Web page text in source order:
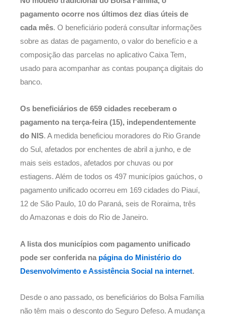
pagamento ocorre nos últimos dez dias úteis de
cada mês. O beneficiário poderá consultar informações
sobre as datas de pagamento, o valor do benefício e a
composição das parcelas no aplicativo Caixa Tem,
usado para acompanhar as contas poupança digitais do
banco.
Os beneficiários de 659 cidades receberam o
pagamento na terça-feira (15), independentemente
do NIS. A medida beneficiou moradores do Rio Grande
do Sul, afetados por enchentes de abril a junho, e de
mais seis estados, afetados por chuvas ou por
estiagens. Além de todos os 497 municípios gaúchos, o
pagamento unificado ocorreu em 169 cidades do Piauí,
12 de São Paulo, 10 do Paraná, seis de Roraima, três
do Amazonas e dois do Rio de Janeiro.
A lista dos municípios com pagamento unificado
pode ser conferida na página do Ministério do
Desenvolvimento e Assistência Social na internet.
Desde o ano passado, os beneficiários do Bolsa Família
não têm mais o desconto do Seguro Defeso. A mudança